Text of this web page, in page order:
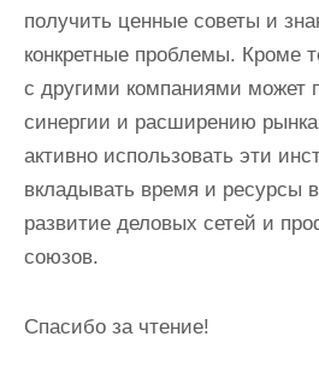
получить ценные советы и
конкретные проблемы. Кроме
с другими компаниями может
синергии и расширению
активно использовать эти
вкладывать время и ресурсы
развитие деловых сетей и
союзов.
Спасибо за чтение!